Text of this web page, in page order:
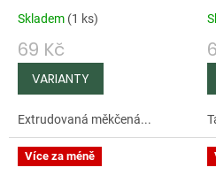
Skladem (1 ks)
69 Kč
Extrudovaná měkčená...
Více za méně